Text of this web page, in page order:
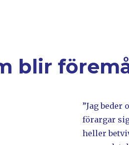
blir
”Jag
förargar
heller